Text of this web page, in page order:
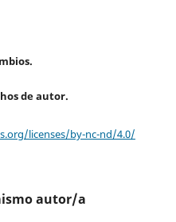
de autor.
licenses/by-nc-nd/4.0/
autor/a